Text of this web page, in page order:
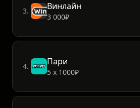
3. Винлайн
3 000₽
4. Пари
5 х 1000₽